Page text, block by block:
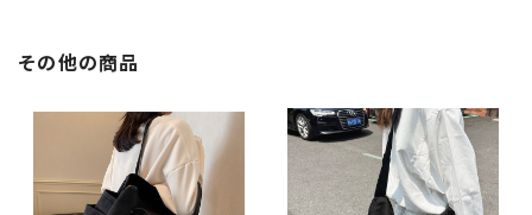
きれいめ ショート丈 大人 ブラッ
ク カーキ キャメル 韓国ファッシ
スカジュアル ウエストゴム オフ
ィス OL S M L XL ズボン C-P
その他の商品